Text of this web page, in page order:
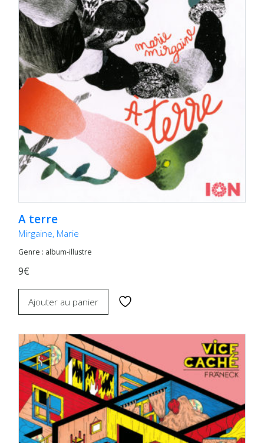
A terre
Mirgaine, Marie
Genre : album-illustre
9€
Ajouter au panier